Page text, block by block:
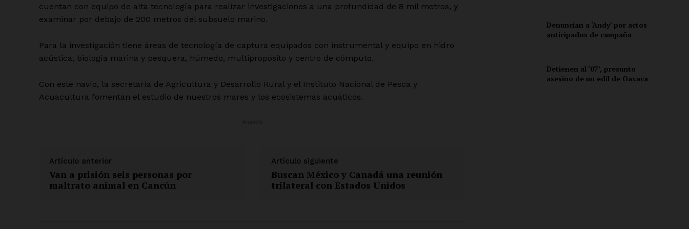
Mi cuenta
cuentan con equipo de alta tecnología para realizar investigaciones a una profundidad de 8 mil metros, y
examinar por debajo de 200 metros del subsuelo marino.
Para la investigación tiene áreas de tecnología de captura equipados con instrumental y equipo en hidro
acústica, biología marina y pesquera, húmedo, multipropósito y centro de cómputo.
Con este navío, la secretaría de Agricultura y Desarrollo Rural y el Instituto Nacional de Pesca y
Acuacultura fomentan el estudio de nuestros mares y los ecosistemas acuáticos.
Artículo anterior
Van a prisión seis personas por
maltrato animal en Cancún
Artículo siguiente
Buscan México y Canadá una reunión
trilateral con Estados Unidos
Denuncian a ‘Andy’ por actos
anticipados de campaña
Detienen al ‘07’, presunto
asesino de un edil de Oaxaca